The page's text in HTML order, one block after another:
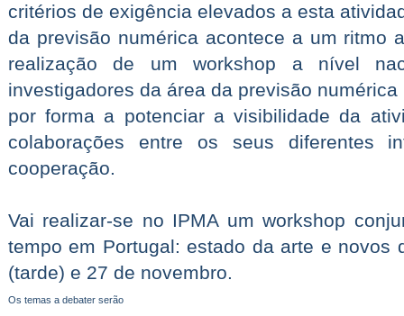
critérios de exigência elevados a esta
da previsão numérica acontece a um ritmo
realização de um workshop a nível
investigadores da área da previsão
por forma a potenciar a visibilidade da
colaborações entre os seus diferentes
cooperação.
Vai realizar-se no IPMA um workshop
tempo em Portugal: estado da arte e novos
(tarde) e 27 de novembro.
Os temas a debater serão